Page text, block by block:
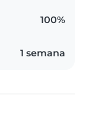
100%
1 semana